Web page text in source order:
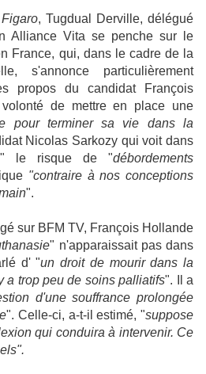
Figaro, Tugdual Derville, délégué
Alliance Vita se penche sur le
France, qui, dans le cadre de la
s'annonce particulièrement
propos du candidat François
de mettre en place une
pour terminer sa vie dans la
Nicolas Sarkozy qui voit dans
" le risque de "débordements
"contraire à nos conceptions
".
BFM TV, François Hollande
" n'apparaissait pas dans
d' "un droit de mourir dans la
a trop peu de soins palliatifs". Il a
d'une souffrance prolongée
". Celle-ci, a-t-il estimé, "suppose
qui conduira à intervenir. Ce